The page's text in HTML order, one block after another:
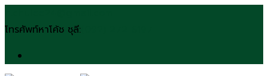
to
โทรศัพท์หาโค้ช ชุลี: